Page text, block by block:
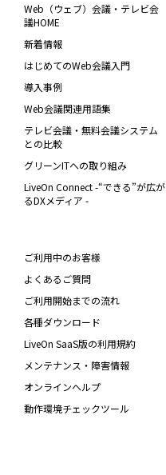
Web（ウェブ）会議・テレビ会
議HOME
新着情報
はじめてのWeb会議入門
導入事例
Web会議関連用語集
テレビ会議・無料会議システム
との比較
グリーンITへの取り組み
LiveOn Connect -“できる”が広が
るDXメディア -
ご利用中のお客様
よくあるご質問
ご利用開始までの流れ
各種ダウンロード
LiveOn SaaS版の利用規約
メンテナンス・障害情報
オンラインヘルプ
動作環境チェックツール